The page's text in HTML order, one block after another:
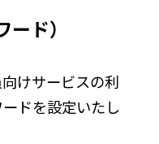
ド）
けサービスの利
ドを設定いたし